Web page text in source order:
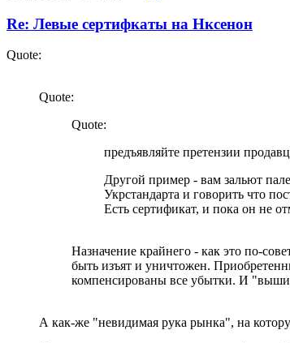
Re: Левые сертифкаты на Нксенон
Quote:
Quote:
Quote:
предъявляйте претензии
Другой пример - вам зальют
Укрстандарта и говорить что
Есть сертификат, и пока он не
Назначение крайнего - как это по-
быть изъят и уничтожен.
компенсированы все убытки. И
А как-же "невидимая рука рынка", на